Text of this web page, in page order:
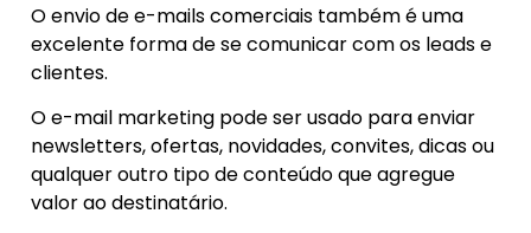
O envio de e-mails comerciais também é uma
excelente forma de se comunicar com os leads e
clientes.
O e-mail marketing pode ser usado para enviar
newsletters, ofertas, novidades, convites, dicas ou
qualquer outro tipo de conteúdo que agregue
valor ao destinatário.